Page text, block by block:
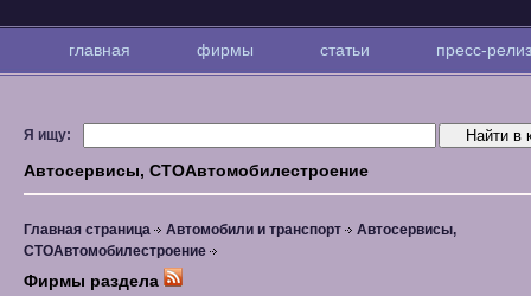
главная фирмы статьи пресс-
Я ищу:
Автосервисы, СТОАвтомобилестроение
Главная страница Автомобили и транспорт
Автосервисы,
СТОАвтомобилестроение
Фирмы раздела